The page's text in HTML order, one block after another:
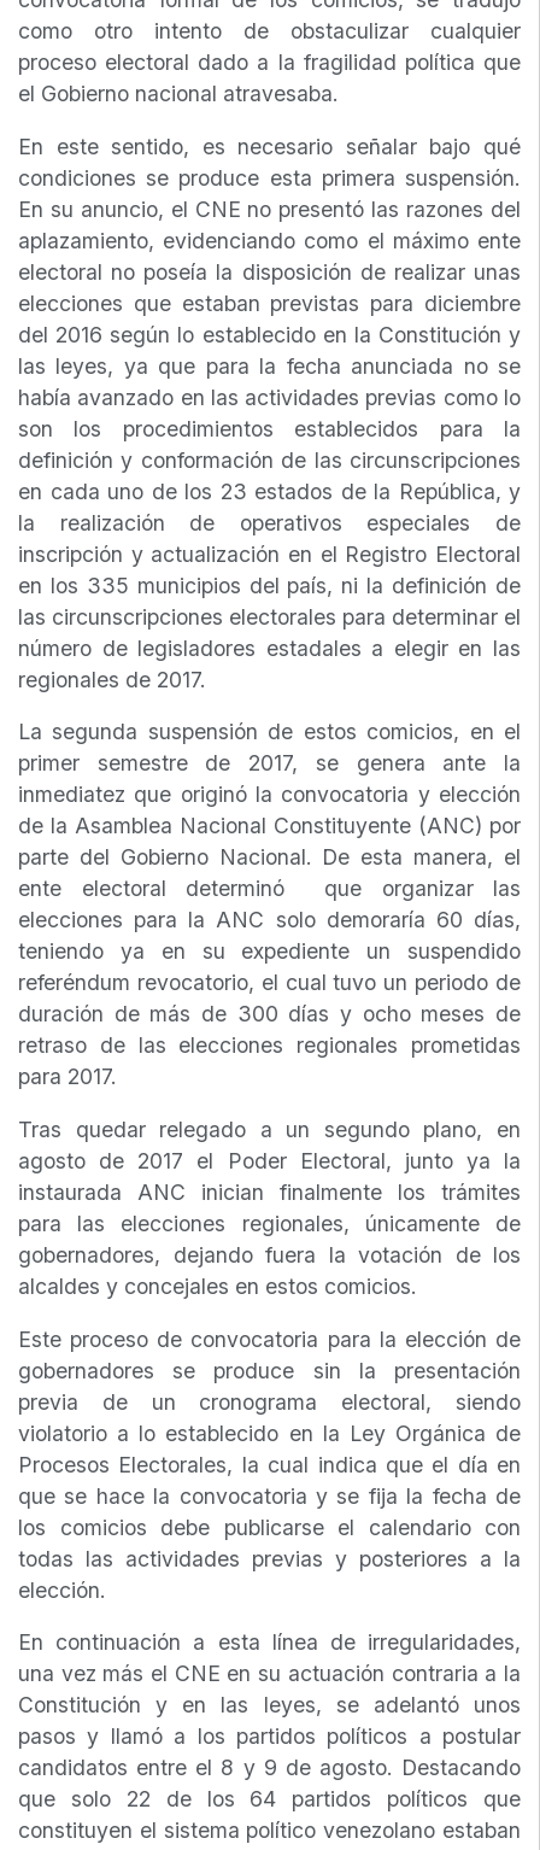
como otro intento de obstaculizar cualquier
proceso electoral dado a la fragilidad política que
el Gobierno nacional atravesaba.
En este sentido, es necesario señalar bajo qué
condiciones se produce esta primera suspensión.
En su anuncio, el CNE no presentó las razones del
aplazamiento, evidenciando como el máximo ente
electoral no poseía la disposición de realizar unas
elecciones que estaban previstas para diciembre
del 2016 según lo establecido en la Constitución y
las leyes, ya que para la fecha anunciada no se
había avanzado en las actividades previas como lo
son los procedimientos establecidos para la
definición y conformación de las circunscripciones
en cada uno de los 23 estados de la República, y
la realización de operativos especiales de
inscripción y actualización en el Registro Electoral
en los 335 municipios del país, ni la definición de
las circunscripciones electorales para determinar el
número de legisladores estadales a elegir en las
regionales de 2017.
La segunda suspensión de estos comicios, en el
primer semestre de 2017, se genera ante la
inmediatez que originó la convocatoria y elección
de la Asamblea Nacional Constituyente (ANC) por
parte del Gobierno Nacional. De esta manera, el
ente electoral determinó que organizar las
elecciones para la ANC solo demoraría 60 días,
teniendo ya en su expediente un suspendido
referéndum revocatorio, el cual tuvo un periodo de
duración de más de 300 días y ocho meses de
retraso de las elecciones regionales prometidas
para 2017.
Tras quedar relegado a un segundo plano, en
agosto de 2017 el Poder Electoral, junto ya la
instaurada ANC inician finalmente los trámites
para las elecciones regionales, únicamente de
gobernadores, dejando fuera la votación de los
alcaldes y concejales en estos comicios.
Este proceso de convocatoria para la elección de
gobernadores se produce sin la presentación
previa de un cronograma electoral, siendo
violatorio a lo establecido en la Ley Orgánica de
Procesos Electorales, la cual indica que el día en
que se hace la convocatoria y se fija la fecha de
los comicios debe publicarse el calendario con
todas las actividades previas y posteriores a la
elección.
En continuación a esta línea de irregularidades,
una vez más el CNE en su actuación contraria a la
Constitución y en las leyes, se adelantó unos
pasos y llamó a los partidos políticos a postular
candidatos entre el 8 y 9 de agosto. Destacando
que solo 22 de los 64 partidos políticos que
constituyen el sistema político venezolano estaban